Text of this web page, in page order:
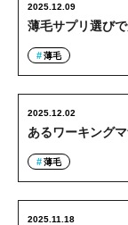
薄毛サプリ選び
2025.12.09
薄毛
あるワーキング
2025.12.02
薄毛
2025.11.18